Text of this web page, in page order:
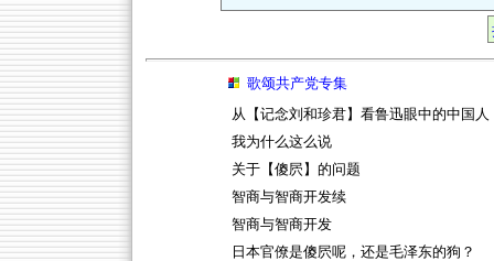
歌颂共产党专集
从【记念刘和珍君】看鲁迅眼中的中国人
我为什么这么说
关于【傻屄】的问题
智商与智商开发续
智商与智商开发
日本官僚是傻屄呢，还是毛泽东的狗？